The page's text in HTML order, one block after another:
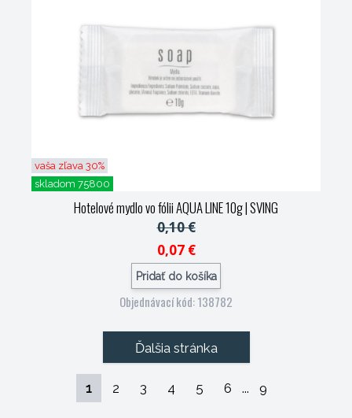
vaša zľava 30%
skladom 75800
Hotelové mydlo vo fólii AQUA LINE 10g| SVING
0,10 €
0,07 €
Pridať do košíka
Objednávací kód: 138782
Ďalšia stránka
1 2 3 4 5 6 ... 9